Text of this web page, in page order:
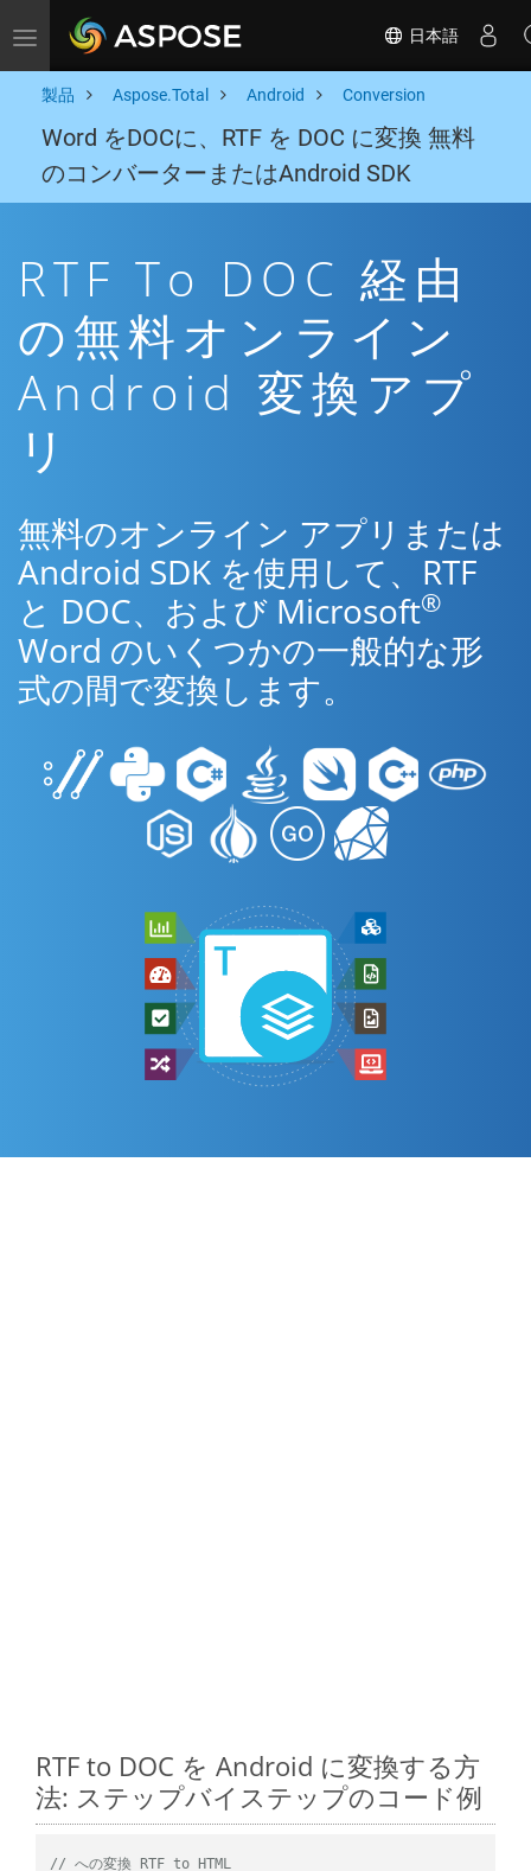
Toggle navigation 日本語
製品 Aspose.Total Android Conversion
Word をDOCに、RTF を DOC に変換 無料
のコンバーターまたはAndroid SDK
RTF To DOC 経由
の無料オンライン
Android 変換アプ
リ
無料のオンライン アプリまたは
Android SDK を使用して、RTF
と DOC、および Microsoft®
Word のいくつかの一般的な形
式の間で変換します。
RTF to DOC を Android に変換する方
法: ステップバイステップのコード例
// への変換 RTF to HTML